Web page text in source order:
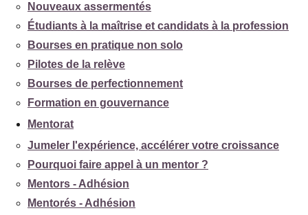
Nouveaux assermentés
Étudiants à la maîtrise et candidats à la profession
Bourses en pratique non solo
Pilotes de la relève
Bourses de perfectionnement
Formation en gouvernance
Mentorat
Jumeler l'expérience, accélérer votre croissance
Pourquoi faire appel à un mentor ?
Mentors - Adhésion
Mentorés - Adhésion